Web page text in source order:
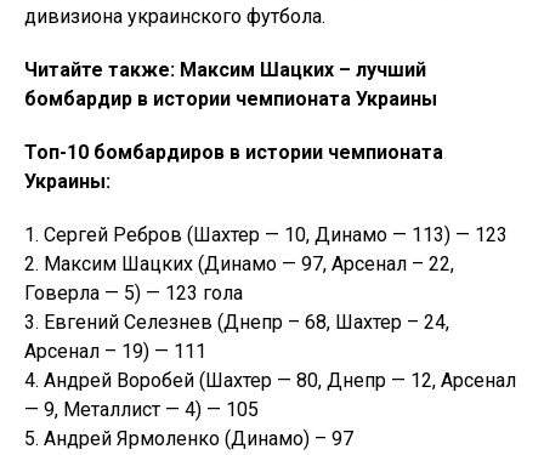
дивизиона украинского футбола.
Читайте также: Максим Шацких – лучший
бомбардир в истории чемпионата Украины
Топ-10 бомбардиров в истории чемпионата
Украины:
1. Сергей Ребров (Шахтер — 10, Динамо — 113) — 123
2. Максим Шацких (Динамо — 97, Арсенал – 22,
Говерла — 5) — 123 гола
3. Евгений Селезнев (Днепр – 68, Шахтер – 24,
Арсенал – 19) — 111
4. Андрей Воробей (Шахтер — 80, Днепр — 12, Арсенал
— 9, Металлист — 4) — 105
5. Андрей Ярмоленко (Динамо) – 97